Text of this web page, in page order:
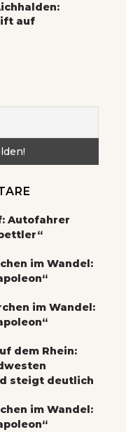
auf
Autofahrer
im Wandel:
im Wandel:
dem Rhein:
steigt deutlich
im Wandel: